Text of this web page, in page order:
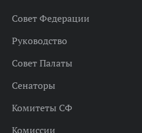
Совет Федерации
Руководство
Совет Палаты
Сенаторы
Комитеты СФ
Комиссии